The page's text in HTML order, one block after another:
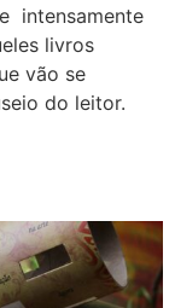
intensamente
livros
vão se
do leitor.